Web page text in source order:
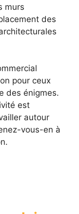
murs
des
pour ceux
des énigmes.
est
autour
vous-en à